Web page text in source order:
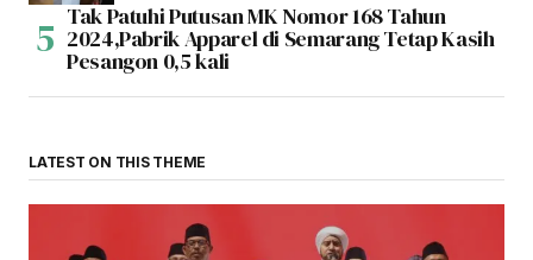
Tak Patuhi Putusan MK Nomor 168 Tahun
2024,Pabrik Apparel di Semarang Tetap Kasih
Pesangon 0,5 kali
LATEST ON THIS THEME